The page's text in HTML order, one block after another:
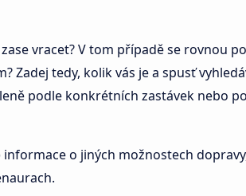
vracet? V tom případě se rovnou
Zadej tedy, kolik vás je a spusť
podle konkrétních zastávek nebo
o jiných možnostech